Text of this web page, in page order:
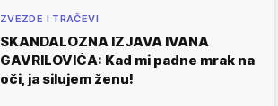
ZVEZDE I TRAČEVI
SKANDALOZNA IZJAVA IVANA
GAVRILOVIĆA: Kad mi padne mrak na
oči, ja silujem ženu!